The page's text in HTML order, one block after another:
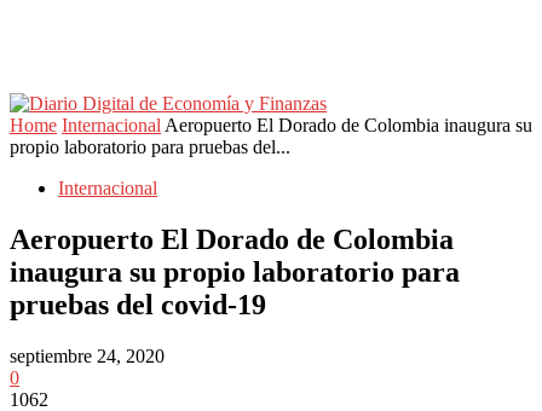
Home Internacional Aeropuerto El Dorado de Colombia inaugura su
propio laboratorio para pruebas del...
Internacional
Aeropuerto El Dorado de Colombia
inaugura su propio laboratorio para
pruebas del covid-19
septiembre 24, 2020
0
1062